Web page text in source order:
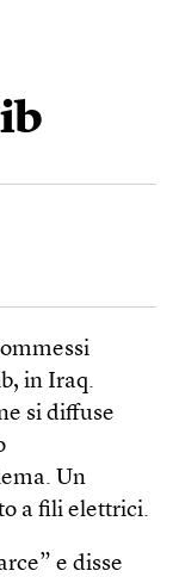
in Iraq.
si diffuse
Un
a fili elettrici.
e disse